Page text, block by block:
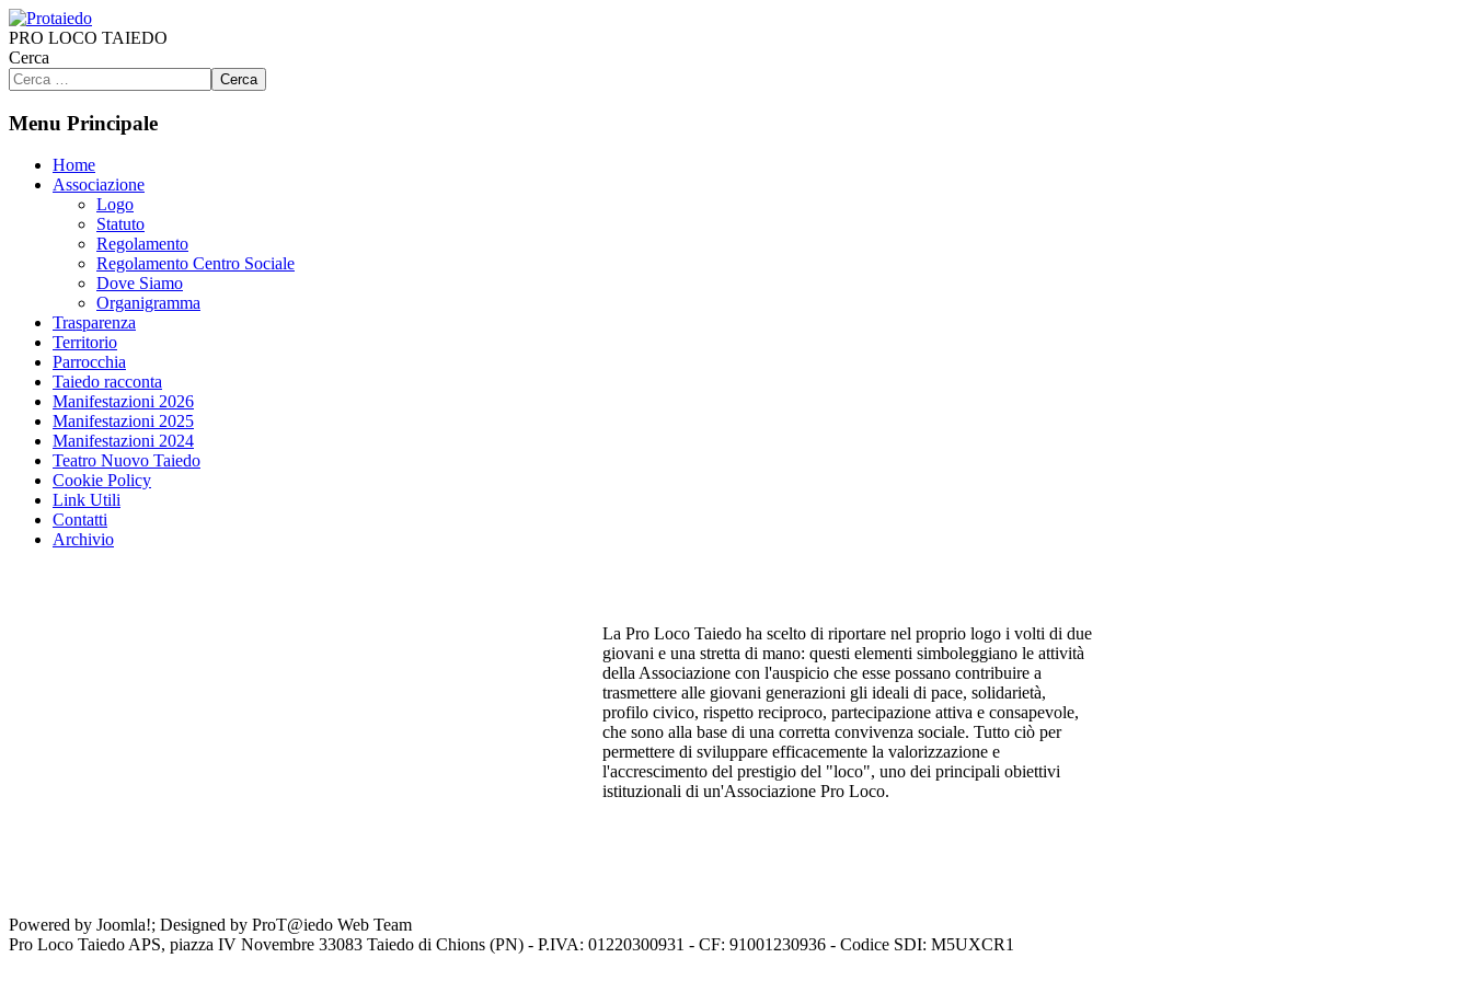
PRO LOCO TAIEDO
Cerca
Cerca
Menu Principale
Home
Associazione
Logo
Statuto
Regolamento
Regolamento Centro Sociale
Dove Siamo
Organigramma
Trasparenza
Territorio
Parrocchia
Taiedo racconta
Manifestazioni 2026
Manifestazioni 2025
Manifestazioni 2024
Teatro Nuovo Taiedo
Cookie Policy
Link Utili
Contatti
Archivio
La Pro Loco Taiedo ha scelto di riportare nel proprio logo i volti di due
giovani e una stretta di mano: questi elementi simboleggiano le attività
dellaAssociazione con l'auspicio che esse possano contribuire a
trasmettere alle giovani generazioni gli ideali di pace, solidarietà,
profilo civico, rispetto reciproco, partecipazione attiva e consapevole,
che sono alla base di una corretta convivenza sociale. Tutto ciò per
permettere di sviluppare efficacemente la valorizzazione e
l'accrescimento del prestigio del "loco", uno dei principali obiettivi
istituzionali di un'Associazione Pro Loco.
Powered by Joomla!; Designed by ProT@iedo Web Team
Pro Loco Taiedo APS, piazza IV Novembre 33083 Taiedo di Chions (PN) - P.IVA: 01220300931 - CF: 91001230936 - Codice SDI: M5UXCR1